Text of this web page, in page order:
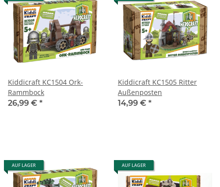
Kiddicraft KC1504 Ork-
Rammbock
26,99 € *
Kiddicraft KC1505 Ritter
Außenposten
14,99 € *
AUF LAGER AUF LAGER